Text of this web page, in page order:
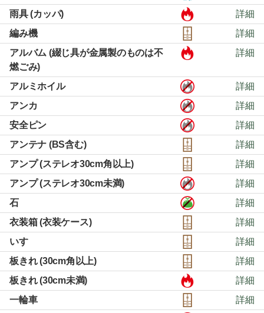
雨具 (カッパ)
詳細
編み機
詳細
アルバム (綴じ具が金属製のものは不
燃ごみ)
詳細
アルミホイル
詳細
アンカ
詳細
安全ピン
詳細
アンテナ (BS含む)
詳細
アンプ (ステレオ30cm角以上)
詳細
アンプ (ステレオ30cm未満)
詳細
石
詳細
衣装箱 (衣装ケース)
詳細
いす
詳細
板きれ (30cm角以上)
詳細
板きれ (30cm未満)
詳細
一輪車
詳細